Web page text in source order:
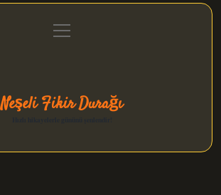
Gizlilik Politikası
menüyü
aç
Neşeli Fikir Durağı